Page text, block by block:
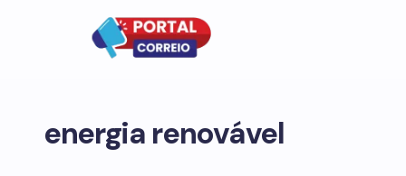
energia renovável